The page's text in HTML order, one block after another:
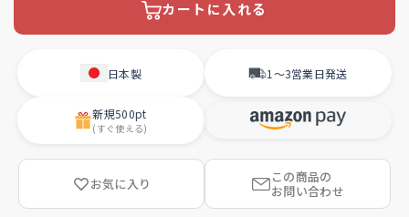
カートに入れる
日本製 1〜3営業日発送
新規500pt
(すぐ使える)
お気に入り
この商品の
お問い合わせ